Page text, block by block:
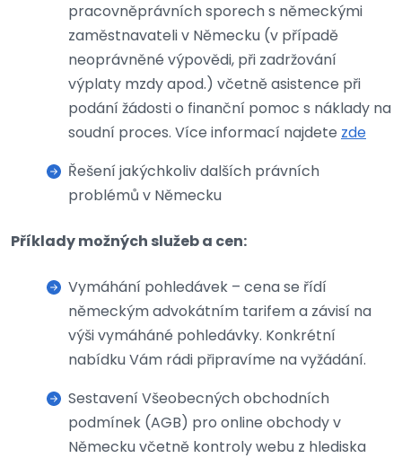
pracovněprávních sporech s německými
zaměstnavateli v Německu (v případě
neoprávněné výpovědi, při zadržování
výplaty mzdy apod.) včetně asistence při
podání žádosti o finanční pomoc s náklady na
soudní proces. Více informací najdete zde
Řešení jakýchkoliv dalších právních
problémů v Německu
Příklady možných služeb a cen:
Vymáhání pohledávek – cena se řídí
německým advokátním tarifem a závisí na
výši vymáháné pohledávky. Konkrétní
nabídku Vám rádi připravíme na vyžádání.
Sestavení Všeobecných obchodních
podmínek (AGB) pro online obchody v
Německu včetně kontroly webu z hlediska